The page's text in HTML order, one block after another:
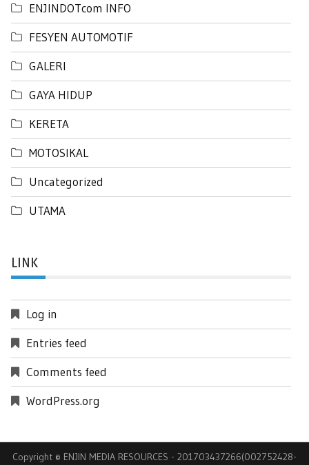
ENJINDOTcom INFO
FESYEN AUTOMOTIF
GALERI
GAYA HIDUP
KERETA
MOTOSIKAL
Uncategorized
UTAMA
LINK
Log in
Entries feed
Comments feed
WordPress.org
Copyright © ENJIN MEDIA RESOURCES - 201703437266(002752428-